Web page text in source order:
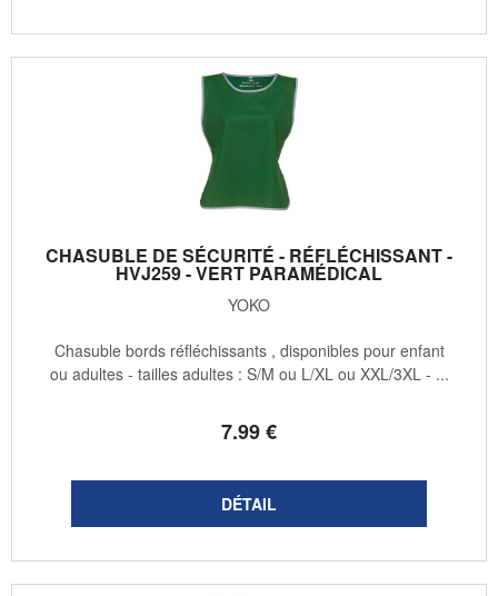
CHASUBLE DE SÉCURITÉ - RÉFLÉCHISSANT -
HVJ259 - VERT PARAMÉDICAL
YOKO
7.99€
Chasuble bords réfléchissants , disponibles pour enfant
ou adultes - tailles adultes : S/M ou L/XL ou XXL/3XL - ...